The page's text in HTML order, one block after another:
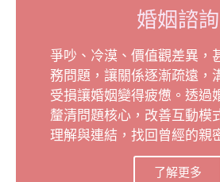
婚姻諮詢
爭吵、冷漠、價值觀差異，
務問題，讓關係逐漸疏遠，
受損讓婚姻變得疲憊。透過
釐清問題核心，改善互動模
理解與連結，找回曾經的親
了解更多